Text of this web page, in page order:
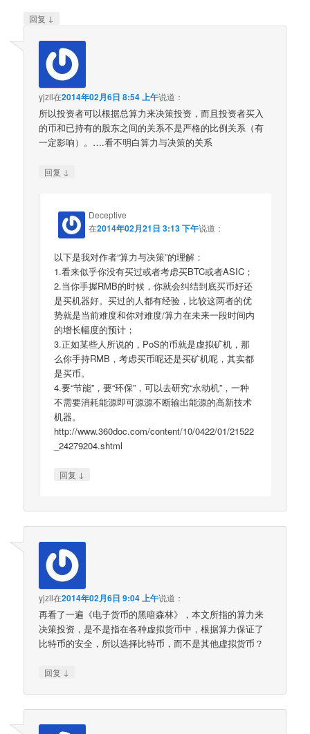
回复 ↓
yjzll在2014年02月6日 8:54 上午说道：
所以投资者可以根据总算力来决策投资，而且投资者买入
的币和已持有的股东之间的关系不是严格的比例关系（有
一定影响）。….看不明白算力与决策的关系
回复 ↓
Deceptive
在2014年02月21日 3:13 下午说道：
以下是我对作者“算力与决策”的理解：
1.看来似乎你没有买过或者考虑买BTC或者ASIC；
2.当你手握RMB的时候，你就会纠结到底买币好还
是买机器好。买过的人都有经验，比较这两者的优
势就是当前难度和你对难度/算力在未来一段时间内
的增长幅度的预计；
3.正如某些人所说的，PoS的币就是虚拟矿机，那
么你手持RMB，考虑买币呢还是买矿机呢，其实都
是买币。
4.要“节能”，要“环保”，可以去研究“永动机”，一种
不需要消耗能源即可源源不断输出能源的高新技术
机器。
http://www.360doc.com/content/10/0422/01/21522
_24279204.shtml
回复 ↓
yjzll在2014年02月6日 9:04 上午说道：
再看了一遍《电子货币的黑暗森林》，本文所指的算力来
决策投资，是不是指在各种虚拟货币中，根据算力保证了
比特币的安全，所以选择比特币，而不是其他虚拟货币？
回复 ↓